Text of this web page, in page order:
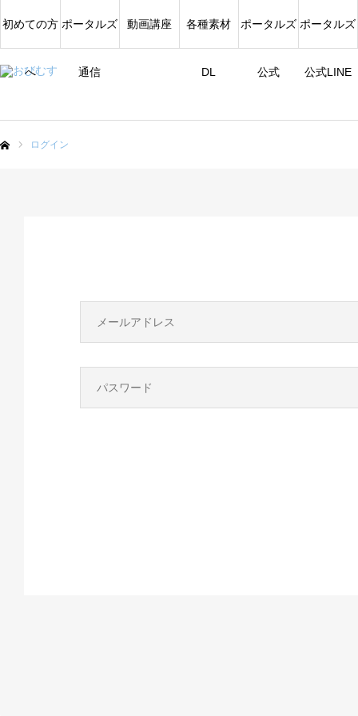
初めての方
へ
ポータルズ
通信
動画講座 各種素材
DL
ポータルズ
公式
ポータルズ
公式LINE
ログイン